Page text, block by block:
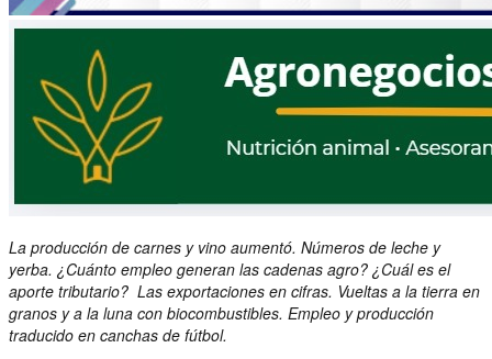
La producción de carnes y vino aumentó. Números de leche y
yerba. ¿Cuánto empleo generan las cadenas agro? ¿Cuál es el
aporte tributario? Las exportaciones en cifras. Vueltas a la tierra en
granos y a la luna con biocombustibles. Empleo y producción
traducido en canchas de fútbol.